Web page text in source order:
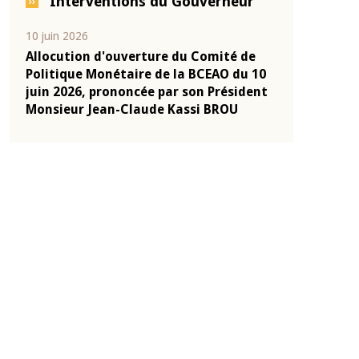
04 mars 2026
Allocution d'ouverture du Comité de
Politique Monétaire de la BCEAO du 4
mars 2026, prononcée par son Président
Monsieur Jean-Claude Kassi BROU